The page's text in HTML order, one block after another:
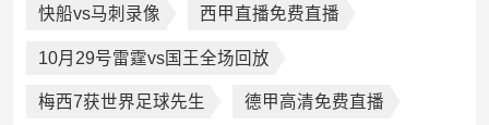
快船vs马刺录像 西甲直播免费直播
10月29号雷霆vs国王全场回放
梅西7获世界足球先生 德甲高清免费直播